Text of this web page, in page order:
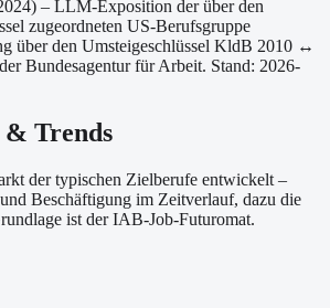
– LLM-Exposition der über den
zugeordneten US-Berufsgruppe
über den Umsteigeschlüssel KldB 2010 ↔
Bundesagentur für Arbeit. Stand: 2026-
Trends
der typischen Zielberufe entwickelt –
Beschäftigung im Zeitverlauf, dazu die
ist der IAB-Job-Futuromat.